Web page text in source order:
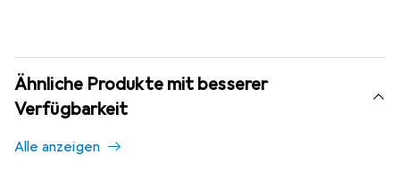
Ähnliche Produkte mit besserer
Verfügbarkeit
Alle anzeigen